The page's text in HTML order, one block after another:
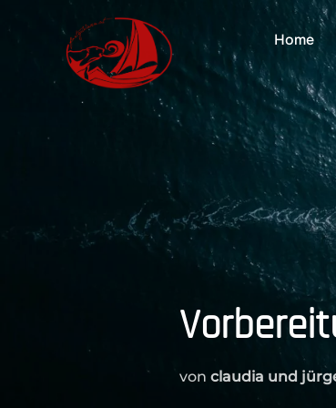
Home
von claudia und